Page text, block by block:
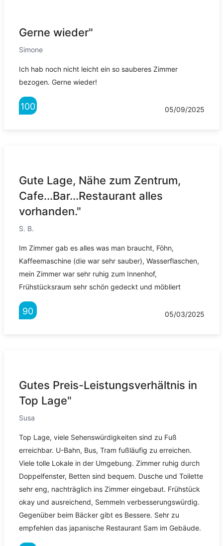
Gerne wieder"
Simone
Ich hab noch nicht leicht ein so sauberes Zimmer
bezogen. Gerne wieder!
100 05/09/2025
Gute Lage, Nähe zum Zentrum,
Cafe...Bar...Restaurant alles
vorhanden."
S. B.
Im Zimmer gab es alles was man braucht, Föhn,
Kaffeemaschine (die war sehr sauber), Wasserflaschen,
mein Zimmer war sehr ruhig zum Innenhof,
Frühstücksraum sehr schön gedeckt und möbliert
90 05/03/2025
Gutes Preis-Leistungsverhältnis in
Top Lage"
Susa
Top Lage, viele Sehenswürdigkeiten sind zu Fuß
erreichbar. U-Bahn, Bus, Tram fußläufig zu erreichen.
Viele tolle Lokale in der Umgebung. Zimmer ruhig durch
Doppelfenster, Betten sind bequem. Dusche und Toilette
sehr eng, nachträglich ins Zimmer eingebaut. Frühstück
okay und ausreichend, Semmeln verbesserungswürdig.
Gegenüber beim Bäcker gibt es Bessere. Sehr zu
empfehlen das japanische Restaurant Sam im Gebäude.